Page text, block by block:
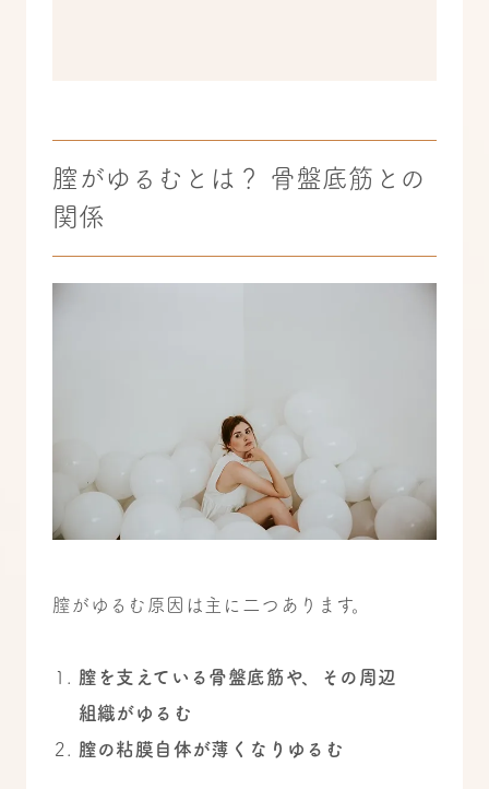
膣がゆるむとは？ 骨盤底筋との
関係
膣がゆるむ原因は主に二つあります。
膣を支えている骨盤底筋や、その周辺
組織がゆるむ
膣の粘膜自体が薄くなりゆるむ